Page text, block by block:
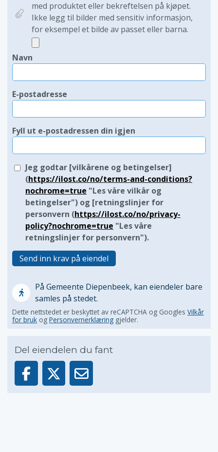
med produktet eller bekreftelsen på kjøpet.
Ikke legg til bilder med sensitiv informasjon,
for eksempel et bilde av passet eller barna.
Navn
E-postadresse
Fyll ut e-postadressen din igjen
Jeg godtar [vilkårene og betingelser]
(https://ilost.co/no/terms-and-conditions?
nochrome=true "Les våre vilkår og
betingelser") og [retningslinjer for
personvern (https://ilost.co/no/privacy-
policy?nochrome=true "Les våre
retningslinjer for personvern").
Send inn krav på eiendel
På Gemeente Diepenbeek, kan eiendeler bare
samles på stedet.
Dette nettstedet er beskyttet av reCAPTCHA og Googles Vilkår
for bruk og Personvernerklæring gjelder.
Del eiendelen du fant